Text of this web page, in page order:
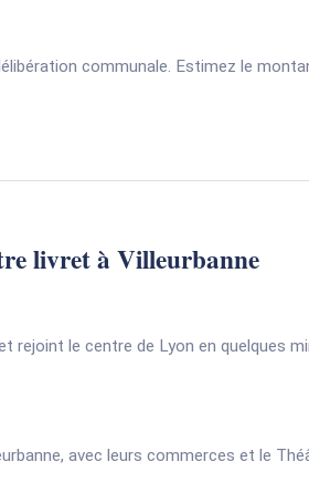
communale. Estimez le
livret à Villeurbanne
rejoint le centre de Lyon en quelques
avec leurs commerces et le